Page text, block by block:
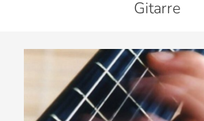
Gitarre